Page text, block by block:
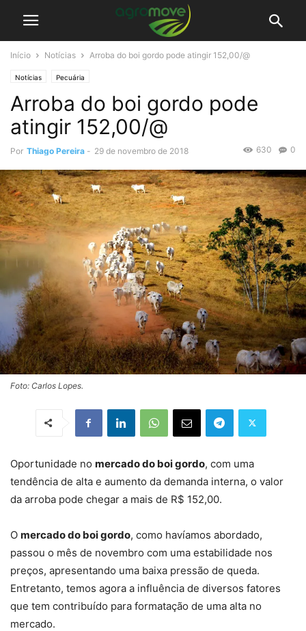
Início Notícias Arroba do boi gordo pode atingir 152,00/@
Notícias Pecuária
Arroba do boi gordo pode
atingir 152,00/@
Por Thiago Pereira - 29 de novembro de 2018 0
630
Foto: Carlos Lopes.
Oportunidade no mercado do boi gordo, com uma
tendência de alta e aumento da demanda interna, o valor
da arroba pode chegar a mais de R$ 152,00.
O mercado do boi gordo, como havíamos abordado,
passou o mês de novembro com uma estabilidade nos
preços, apresentando uma baixa pressão de queda.
Entretanto, temos agora a influência de diversos fatores
que tem contribuído para formatação de uma alta no
mercado.